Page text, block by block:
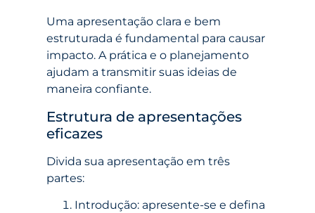
Uma apresentação clara e bem
estruturada é fundamental para causar
impacto. A prática e o planejamento
ajudam a transmitir suas ideias de
maneira confiante.
Estrutura de apresentações
eficazes
Divida sua apresentação em três
partes:
Introdução: apresente-se e defina